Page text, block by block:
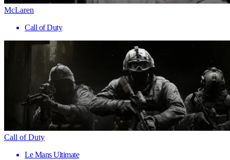
McLaren
Call of Duty
Call of Duty
Le Mans Ultimate